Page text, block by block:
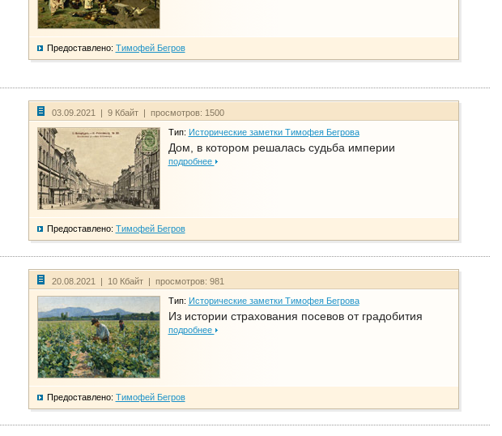
Предоставлено: Тимофей Бегров
03.09.2021 | 9 Кбайт | просмотров: 1500
Тип: Исторические заметки Тимофея Бегрова
Дом, в котором решалась судьба империи
подробнее
Предоставлено: Тимофей Бегров
20.08.2021 | 10 Кбайт | просмотров: 981
Тип: Исторические заметки Тимофея Бегрова
Из истории страхования посевов от градобития
подробнее
Предоставлено: Тимофей Бегров